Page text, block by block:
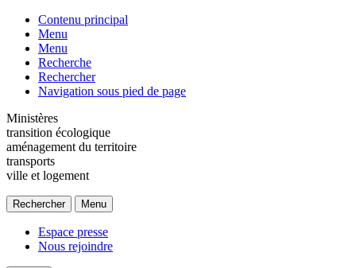
Contenu principal
Menu
Menu
Recherche
Rechercher
Navigation sous pied de page
Ministères
transition écologique
aménagement du territoire
transports
ville et logement
Rechercher Menu
Espace presse
Nous rejoindre